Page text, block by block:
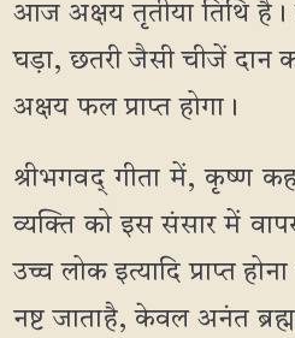
आज अक्षय तृतीया तिथि है।
घड़ा, छतरी जैसी चीजें दान
अक्षय फल प्राप्त होगा।
श्रीभगवद् गीता में, कृष्ण
व्यक्ति को इस संसार में
उच्च लोक इत्यादि प्राप्त
नष्ट जाताहै, केवल अनंत